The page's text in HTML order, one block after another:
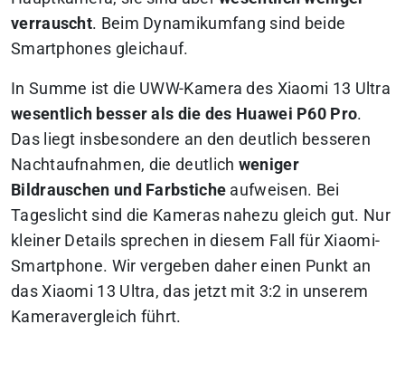
verrauscht. Beim Dynamikumfang sind beide
Smartphones gleichauf.
In Summe ist die UWW-Kamera des Xiaomi 13 Ultra
wesentlich besser als die des Huawei P60 Pro.
Das liegt insbesondere an den deutlich besseren
Nachtaufnahmen, die deutlich weniger
Bildrauschen und Farbstiche aufweisen. Bei
Tageslicht sind die Kameras nahezu gleich gut. Nur
kleiner Details sprechen in diesem Fall für Xiaomi-
Smartphone. Wir vergeben daher einen Punkt an
das Xiaomi 13 Ultra, das jetzt mit 3:2 in unserem
Kameravergleich führt.